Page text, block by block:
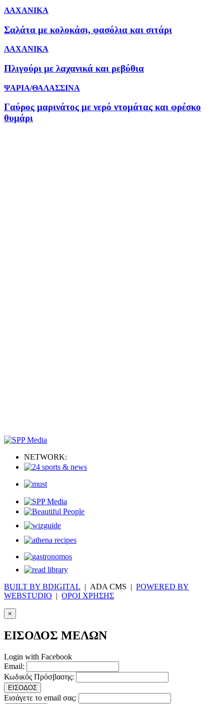
ΛΑΧΑΝΙΚΑ
Σαλάτα με κολοκάσι, φασόλια και σιτάρι
ΛΑΧΑΝΙΚΑ
Πλιγούρι με λαχανικά και ρεβύθια
ΨΑΡΙΑ/ΘΑΛΑΣΣΙΝΑ
Γαύρος μαρινάτος με νερό ντομάτας και φρέσκο
θυμάρι
NETWORK:
BUILT BY BDIGITAL | ADA CMS | POWERED BY
WEBSTUDIO | ΟΡΟΙ ΧΡΗΣΗΣ
×
ΕΙΣΟΔΟΣ ΜΕΛΩΝ
Login with Facebook
Email:
Κωδικός Πρόσβασης:
ΕΙΣΟΔΟΣ
Εισάγετε το email σας: